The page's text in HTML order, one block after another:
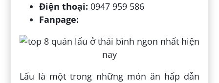
Điện thoại: 0947 959 586
Fanpage:
Lẩu là một trong những món ăn hấp dẫn